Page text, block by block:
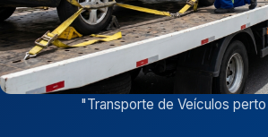
"Transporte de Veículos